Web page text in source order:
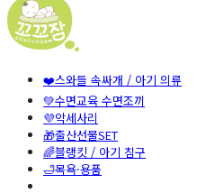
❤️스와들 속싸개 / 아기 의류
💚수면교육 수면조끼
💜악세사리
🎁출산선물SET
🌈블랭킷 / 아기 침구
🛁목욕·용품